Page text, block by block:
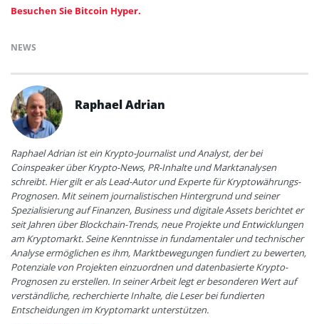
Besuchen Sie Bitcoin Hyper.
NEWS
Raphael Adrian
Raphael Adrian ist ein Krypto-Journalist und Analyst, der bei
Coinspeaker über Krypto-News, PR-Inhalte und Marktanalysen
schreibt. Hier gilt er als Lead-Autor und Experte für Kryptowährungs-
Prognosen. Mit seinem journalistischen Hintergrund und seiner
Spezialisierung auf Finanzen, Business und digitale Assets berichtet er
seit Jahren über Blockchain-Trends, neue Projekte und Entwicklungen
am Kryptomarkt. Seine Kenntnisse in fundamentaler und technischer
Analyse ermöglichen es ihm, Marktbewegungen fundiert zu bewerten,
Potenziale von Projekten einzuordnen und datenbasierte Krypto-
Prognosen zu erstellen. In seiner Arbeit legt er besonderen Wert auf
verständliche, recherchierte Inhalte, die Leser bei fundierten
Entscheidungen im Kryptomarkt unterstützen.